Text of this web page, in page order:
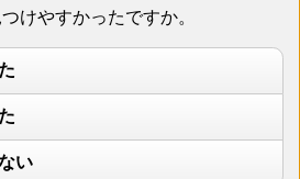
けやすかったですか。
い